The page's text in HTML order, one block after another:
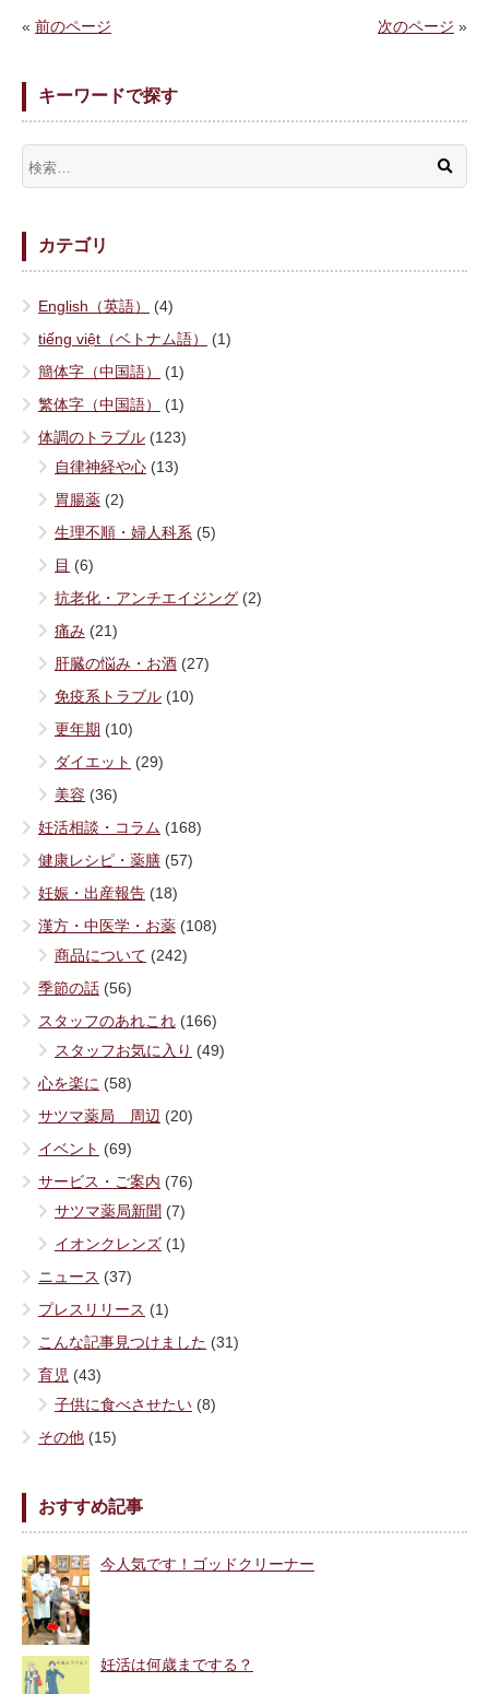
« 前のページ 次のページ »
キーワードで探す
カテゴリ
English（英語）
(4)
tiếng việt（ベトナム語）
(1)
簡体字（中国語）
(1)
繁体字（中国語）
(1)
体調のトラブル (123)
自律神経や心 (13)
胃腸薬 (2)
生理不順・婦人科系 (5)
目 (6)
抗老化・アンチエイジング (2)
痛み (21)
肝臓の悩み・お酒 (27)
免疫系トラブル (10)
更年期 (10)
ダイエット (29)
美容 (36)
妊活相談・コラム (168)
健康レシピ・薬膳 (57)
妊娠・出産報告 (18)
漢方・中医学・お薬 (108)
商品について (242)
季節の話 (56)
スタッフのあれこれ (166)
スタッフお気に入り (49)
心を楽に (58)
サツマ薬局 周辺 (20)
イベント (69)
サービス・ご案内 (76)
サツマ薬局新聞 (7)
イオンクレンズ (1)
ニュース (37)
プレスリリース (1)
こんな記事見つけました (31)
育児 (43)
子供に食べさせたい (8)
その他 (15)
おすすめ記事
今人気です！ゴッドクリーナー
妊活は何歳までする？